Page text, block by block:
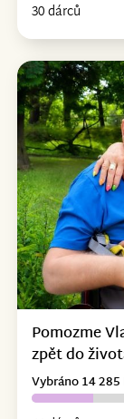
30 dárců
Pomozme
zpět do
Vybráno 14